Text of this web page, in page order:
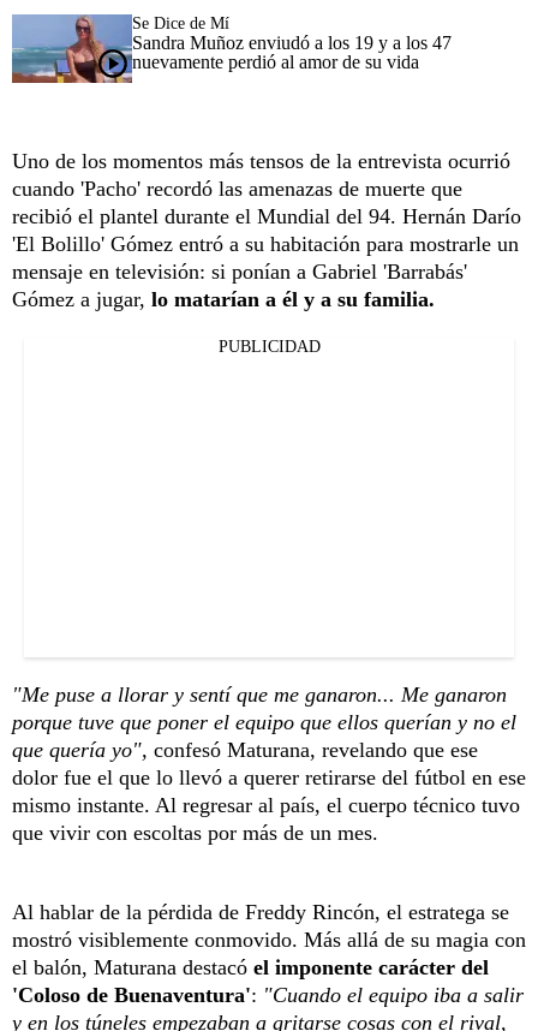
Se Dice de Mí
Sandra Muñoz enviudó a los 19 y a los 47
nuevamente perdió al amor de su vida
Uno de los momentos más tensos de la entrevista ocurrió
cuando 'Pacho' recordó las amenazas de muerte que
recibió el plantel durante el Mundial del 94. Hernán Darío
'El Bolillo' Gómez entró a su habitación para mostrarle un
mensaje en televisión: si ponían a Gabriel 'Barrabás'
Gómez a jugar, lo matarían a él y a su familia.
PUBLICIDAD
"Me puse a llorar y sentí que me ganaron... Me ganaron
porque tuve que poner el equipo que ellos querían y no el
que quería yo", confesó Maturana, revelando que ese
dolor fue el que lo llevó a querer retirarse del fútbol en ese
mismo instante. Al regresar al país, el cuerpo técnico tuvo
que vivir con escoltas por más de un mes.
Al hablar de la pérdida de Freddy Rincón, el estratega se
mostró visiblemente conmovido. Más allá de su magia con
el balón, Maturana destacó el imponente carácter del
'Coloso de Buenaventura': "Cuando el equipo iba a salir
y en los túneles empezaban a gritarse cosas con el rival,